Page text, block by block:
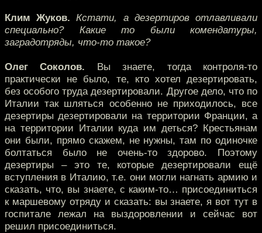
Клим Жуков. Кстати, а дезертиров отлавливали
специально? Какие то были комендатуры,
заградотряды, что-то такое?
Олег Соколов. Вы знаете, тогда контроля-то
практически не было, те, кто хотел дезертировать,
без особого труда дезертировали. Другое дело, что по
Италии так шляться особенно не приходилось, все
дезертиры дезертировали на территории Франции, а
на территории Италии куда им деться? Крестьянам
они были, прямо скажем, не нужны, там по одиночке
болтаться было не очень-то здорово. Поэтому
дезертиры – это те, которые дезертировали ещё
вступления в Италию, т.е. они могли нагнать армию и
сказать, что, вы знаете, с каким-то… присоединиться
к маршевому отряду и сказать: вы знаете, я вот тут в
госпитале лежал на выздоровлении и сейчас вот
решил присоединиться.